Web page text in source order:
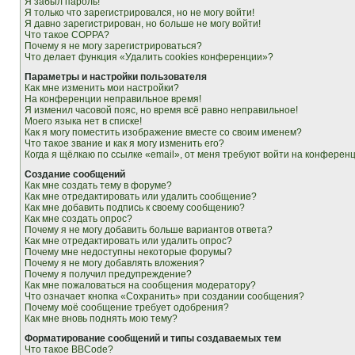
Я только что зарегистрировался, но не могу войти!
Я давно зарегистрирован, но больше не могу войти!
Что такое COPPA?
Почему я не могу зарегистрироваться?
Что делает функция «Удалить cookies конференции»?
Параметры и настройки пользователя
Как мне изменить мои настройки?
На конференции неправильное время!
Я изменил часовой пояс, но время всё равно неправильное!
Моего языка нет в списке!
Как я могу поместить изображение вместе со своим именем?
Что такое звание и как я могу изменить его?
Когда я щёлкаю по ссылке «email», от меня требуют войти на
Создание сообщений
Как мне создать тему в форуме?
Как мне отредактировать или удалить сообщение?
Как мне добавить подпись к своему сообщению?
Как мне создать опрос?
Почему я не могу добавить больше вариантов ответа?
Как мне отредактировать или удалить опрос?
Почему мне недоступны некоторые форумы?
Почему я не могу добавлять вложения?
Почему я получил предупреждение?
Как мне пожаловаться на сообщения модератору?
Что означает кнопка «Сохранить» при создании сообщения?
Почему моё сообщение требует одобрения?
Как мне вновь поднять мою тему?
Форматирование сообщений и типы создаваемых тем
Что такое BBCode?